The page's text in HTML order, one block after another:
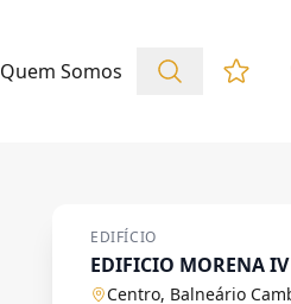
Quem Somos
EDIFÍCIO
EDIFICIO MORENA IV
Centro, Balneário